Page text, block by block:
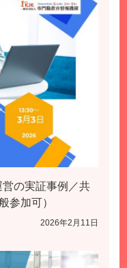
営の実証事例／共
参加可）
2026年2月11日